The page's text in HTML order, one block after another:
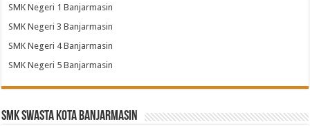
SMK Negeri 1 Banjarmasin
SMK Negeri 3 Banjarmasin
SMK Negeri 4 Banjarmasin
SMK Negeri 5 Banjarmasin
SMK Swasta Kota Banjarmasin